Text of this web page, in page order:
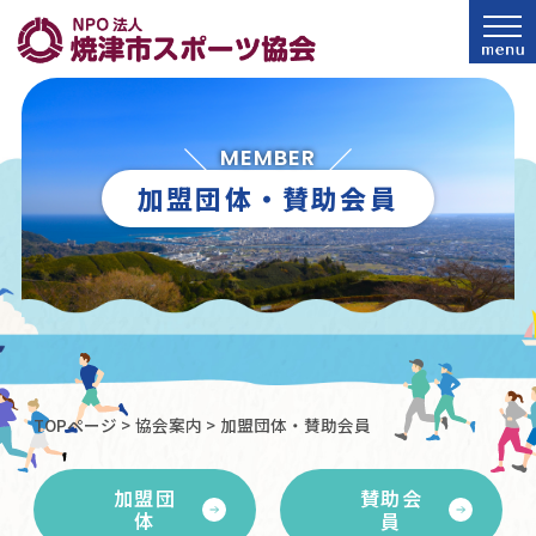
MEMBER
加盟団体・賛助会員
TOPページ > 協会案内 > 加盟団体・賛助会員
加盟団
体
賛助会
員